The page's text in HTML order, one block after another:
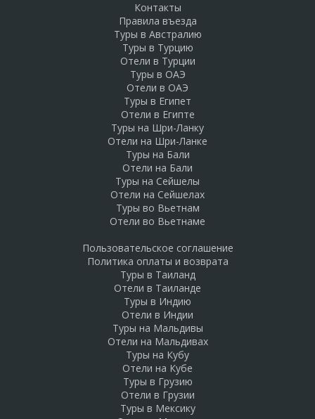
Контакты
Правила въезда
Туры в Австралию
Туры в Турцию
Отели в Турции
Туры в ОАЭ
Отели в ОАЭ
Туры в Египет
Отели в Египте
Туры на Шри-Ланку
Отели на Шри-Ланке
Туры на Бали
Отели на Бали
Туры на Сейшелы
Отели на Сейшелах
Туры во Вьетнам
Отели во Вьетнаме
Пользовательское соглашение
Политика оплаты и возврата
Туры в Таиланд
Отели в Таиланде
Туры в Индию
Отели в Индии
Туры на Мальдивы
Отели на Мальдивах
Туры на Кубу
Отели на Кубе
Туры в Грузию
Отели в Грузии
Туры в Мексику